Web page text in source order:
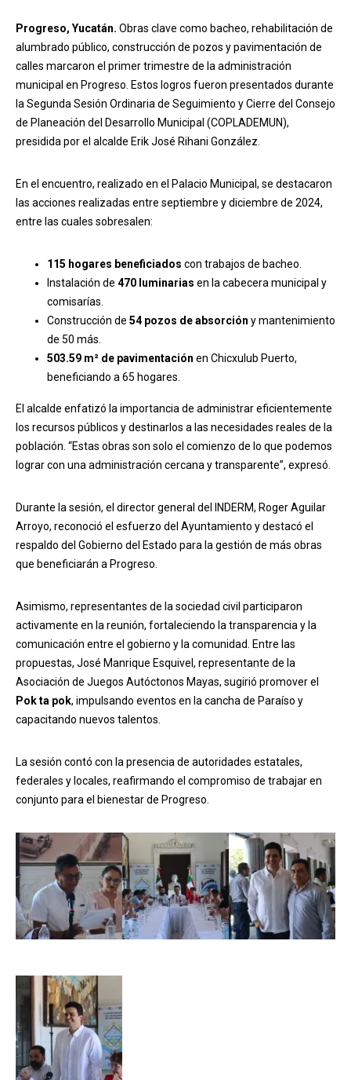
Progreso, Yucatán. Obras clave como bacheo, rehabilitación de
alumbrado público, construcción de pozos y pavimentación de
calles marcaron el primer trimestre de la administración
municipal en Progreso. Estos logros fueron presentados durante
la Segunda Sesión Ordinaria de Seguimiento y Cierre del Consejo
de Planeación del Desarrollo Municipal (COPLADEMUN),
presidida por el alcalde Erik José Rihani González.
En el encuentro, realizado en el Palacio Municipal, se destacaron
las acciones realizadas entre septiembre y diciembre de 2024,
entre las cuales sobresalen:
115 hogares beneficiados con trabajos de bacheo.
Instalación de 470 luminarias en la cabecera municipal y
comisarías.
Construcción de 54 pozos de absorción y mantenimiento
de 50 más.
503.59 m² de pavimentación en Chicxulub Puerto,
beneficiando a 65 hogares.
El alcalde enfatizó la importancia de administrar eficientemente
los recursos públicos y destinarlos a las necesidades reales de la
población. “Estas obras son solo el comienzo de lo que podemos
lograr con una administración cercana y transparente”, expresó.
Durante la sesión, el director general del INDERM, Roger Aguilar
Arroyo, reconoció el esfuerzo del Ayuntamiento y destacó el
respaldo del Gobierno del Estado para la gestión de más obras
que beneficiarán a Progreso.
Asimismo, representantes de la sociedad civil participaron
activamente en la reunión, fortaleciendo la transparencia y la
comunicación entre el gobierno y la comunidad. Entre las
propuestas, José Manrique Esquivel, representante de la
Asociación de Juegos Autóctonos Mayas, sugirió promover el
Pok ta pok, impulsando eventos en la cancha de Paraíso y
capacitando nuevos talentos.
La sesión contó con la presencia de autoridades estatales,
federales y locales, reafirmando el compromiso de trabajar en
conjunto para el bienestar de Progreso.